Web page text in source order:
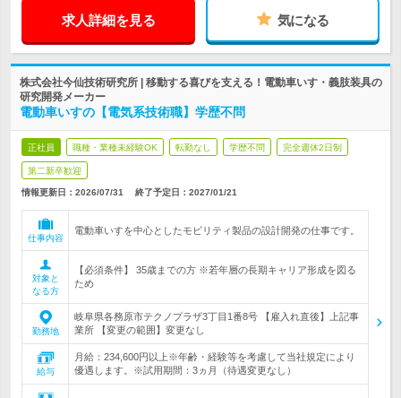
求人詳細を見る 気になる
株式会社今仙技術研究所 | 移動する喜びを支える！電動車いす・義肢装具の
研究開発メーカー
電動車いすの【電気系技術職】学歴不問
正社員 職種・業種未経験OK 転勤なし 学歴不問 完全週休2日制
第二新卒歓迎
情報更新日：2026/07/31 終了予定日： 2027/01/21
仕事内容
電動車いすを中心としたモビリティ製品の設計開発の仕事です。
対象と
なる方
【必須条件】 35歳までの方 ※若年層の長期キャリア形成を図る
ため
勤務地
岐阜県各務原市テクノプラザ3丁目1番8号 【雇入れ直後】上記事
業所 【変更の範囲】変更なし
給与
月給：234,600円以上※年齢・経験等を考慮して当社規定により
優遇します。※試用期間：3ヵ月（待遇変更なし）